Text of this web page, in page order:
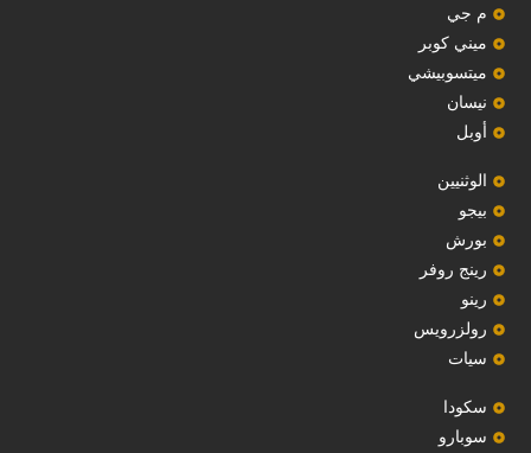
م جي
ميني كوبر
ميتسوبيشي
نيسان
أوبل
‏الوثنيين‏
بيجو
بورش
رينج روفر
رينو
رولزرويس
سيات
سكودا
‏سوبارو‏